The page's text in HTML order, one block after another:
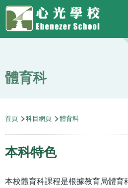
移至主內容
Top
Social
Link
Language
switcher
Main
navigation
體育科
導
連
結
首頁 科目網頁 體育科
本科特色
本校體育科課程是根據教育局體育